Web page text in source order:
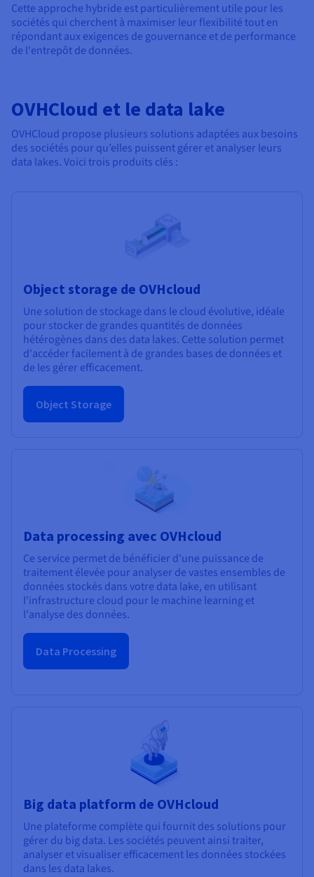
Cette approche hybride est particulièrement utile pour les
sociétés qui cherchent à maximiser leur flexibilité tout en
répondant aux exigences de gouvernance et de performance
de l'entrepôt de données.
OVHCloud et le data lake
OVHCloud propose plusieurs solutions adaptées aux besoins
des sociétés pour qu’elles puissent gérer et analyser leurs
data lakes. Voici trois produits clés :
Object storage de OVHcloud
Une solution de stockage dans le cloud évolutive, idéale
pour stocker de grandes quantités de données
hétérogènes dans des data lakes. Cette solution permet
d'accéder facilement à de grandes bases de données et
de les gérer efficacement.
Object Storage
Data processing avec OVHcloud
Ce service permet de bénéficier d'une puissance de
traitement élevée pour analyser de vastes ensembles de
données stockés dans votre data lake, en utilisant
l'infrastructure cloud pour le machine learning et
l'analyse des données.
Data Processing
Big data platform de OVHcloud
Une plateforme complète qui fournit des solutions pour
gérer du big data. Les sociétés peuvent ainsi traiter,
analyser et visualiser efficacement les données stockées
dans les data lakes.